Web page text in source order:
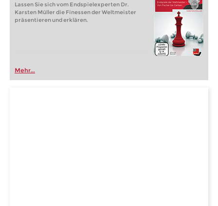
Lassen Sie sich vom Endspielexperten Dr.
Karsten Müller die Finessen der Weltmeister
präsentieren und erklären.
Mehr...